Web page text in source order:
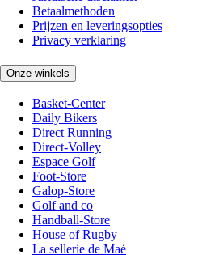
Betaalmethoden
Prijzen en leveringsopties
Privacy verklaring
Onze winkels
Basket-Center
Daily Bikers
Direct Running
Direct-Volley
Espace Golf
Foot-Store
Galop-Store
Golf and co
Handball-Store
House of Rugby
La sellerie de Maé